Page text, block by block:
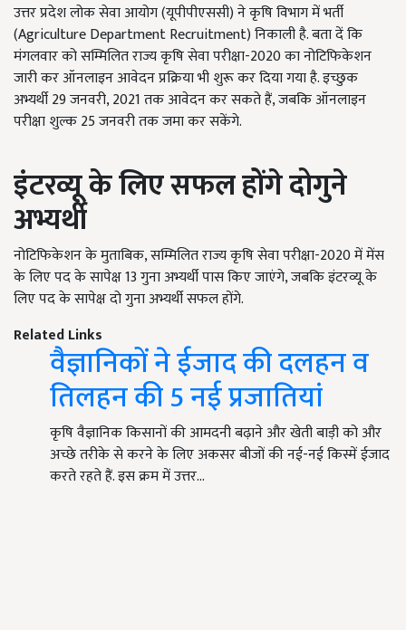
उत्तर प्रदेश लोक सेवा आयोग (यूपीपीएससी) ने कृषि विभाग में भर्ती
(Agriculture Department Recruitment) निकाली है. बता दें कि
मंगलवार को सम्मिलित राज्य कृषि सेवा परीक्षा-2020 का नोटिफिकेशन
जारी कर ऑनलाइन आवेदन प्रक्रिया भी शुरू कर दिया गया है. इच्छुक
अभ्यर्थी 29 जनवरी, 2021 तक आवेदन कर सकते हैं, जबकि ऑनलाइन
परीक्षा शुल्क 25 जनवरी तक जमा कर सकेंगे.
इंटरव्यू के लिए सफल होंगे दोगुने
अभ्यर्थी
नोटिफिकेशन के मुताबिक, सम्मिलित राज्य कृषि सेवा परीक्षा-2020 में मेंस
के लिए पद के सापेक्ष 13 गुना अभ्यर्थी पास किए जाएंगे, जबकि इंटरव्यू के
लिए पद के सापेक्ष दो गुना अभ्यर्थी सफल होंगे.
Related Links
वैज्ञानिकों ने ईजाद की दलहन व
तिलहन की 5 नई प्रजातियां
कृषि वैज्ञानिक किसानों की आमदनी बढ़ाने और खेती बाड़ी को और
अच्छे तरीके से करने के लिए अकसर बीजों की नई-नई किस्में ईजाद
करते रहते हैं. इस क्रम में उत्तर…